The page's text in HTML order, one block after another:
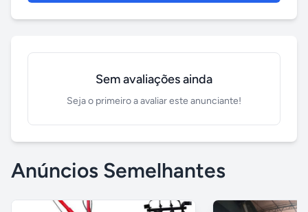
Sem avaliações ainda
Seja o primeiro a avaliar este anunciante!
Anúncios Semelhantes